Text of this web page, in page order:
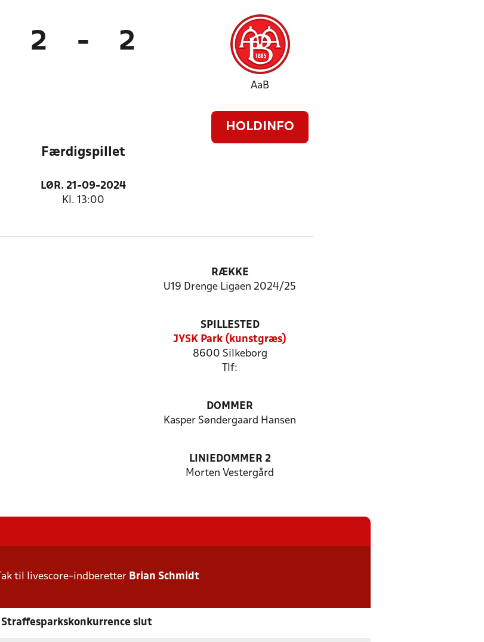
2 - 2
AaB
HOLDINFO
Færdigspillet
LØR. 21-09-2024
Kl. 13:00
RÆKKE
U19 Drenge Ligaen 2024/25
SPILLESTED
JYSK Park (kunstgræs)
8600 Silkeborg
Tlf:
DOMMER
Kasper Søndergaard Hansen
LINIEDOMMER 2
Morten Vestergård
Tak til livescore-indberetter Brian Schmidt
Straffesparkskonkurrence slut